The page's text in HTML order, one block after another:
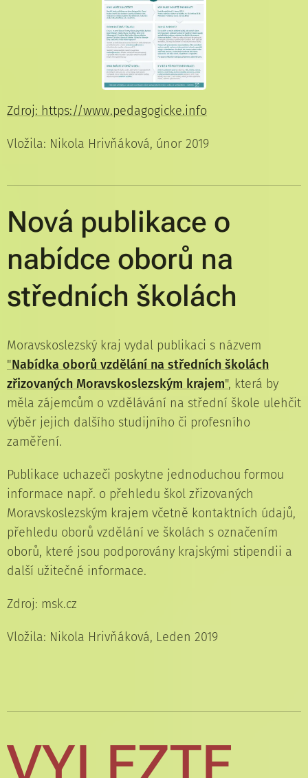
Zdroj: https://www.pedagogicke.info
Vložila: Nikola Hrivňáková, únor 2019
Nová publikace o
nabídce oborů na
středních školách
Moravskoslezský kraj vydal publikaci s názvem
"Nabídka oborů vzdělání na středních školách
zřizovaných Moravskoslezským krajem", která by
měla zájemcům o vzdělávání na střední škole ulehčit
výběr jejich dalšího studijního či profesního
zaměření.
Publikace uchazeči poskytne jednoduchou formou
informace např. o přehledu škol zřizovaných
Moravskoslezským krajem včetně kontaktních údajů,
přehledu oborů vzdělání ve školách s označením
oborů, které jsou podporovány krajskými stipendii a
další užitečné informace.
Zdroj: msk.cz
Vložila: Nikola Hrivňáková, Leden 2019
VYLEZTE